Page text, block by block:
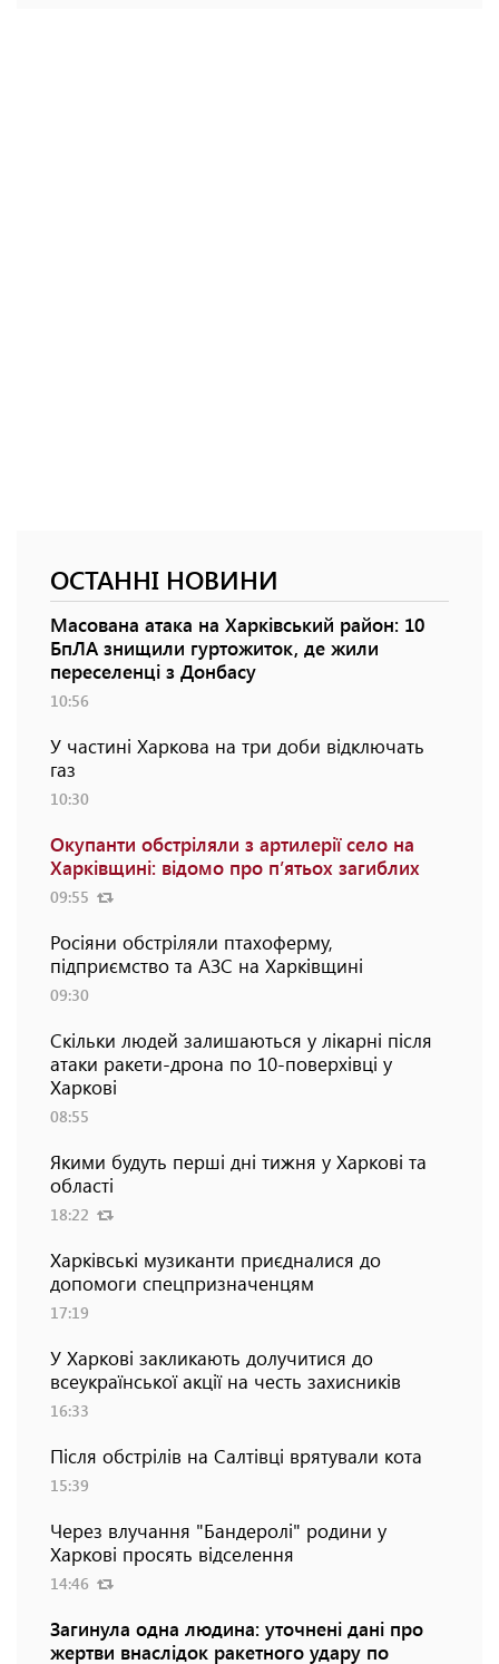
ОСТАННІ НОВИНИ
Масована атака на Харківський район: 10
БпЛА знищили гуртожиток, де жили
переселенці з Донбасу
10:56
У частині Харкова на три доби відключать
газ
10:30
Окупанти обстріляли з артилерії село на
Харківщині: відомо про п’ятьох загиблих
09:55
Росіяни обстріляли птахоферму,
підприємство та АЗС на Харківщині
09:30
Скільки людей залишаються у лікарні після
атаки ракети-дрона по 10-поверхівці у
Харкові
08:55
Якими будуть перші дні тижня у Харкові та
області
18:22
Харківські музиканти приєдналися до
допомоги спецпризначенцям
17:19
У Харкові закликають долучитися до
всеукраїнської акції на честь захисників
16:33
Після обстрілів на Салтівці врятували кота
15:39
Через влучання "Бандеролі" родини у
Харкові просять відселення
14:46
Загинула одна людина: уточнені дані про
жертви внаслідок ракетного удару по